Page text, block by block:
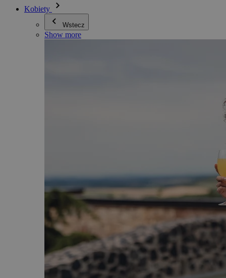
Kobiety
Wstecz
Show more